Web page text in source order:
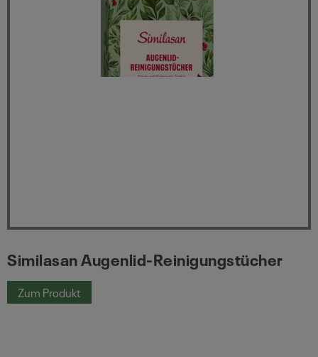
Similasan Augenlid-Reinigungstücher
Similasan Augenlid-Reinigungstücher
Zum Produkt